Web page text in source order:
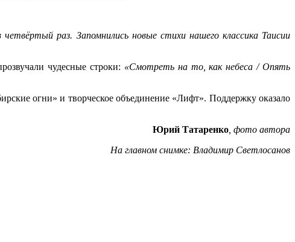
раз. Запомнились новые стихи нашего классика Таисии
чудесные строки: «Смотреть на то, как небеса / Опять
огни» и творческое объединение «Лифт». Поддержку оказало
Юрий Татаренко , фото автора
На главном снимке: Владимир Светлосанов